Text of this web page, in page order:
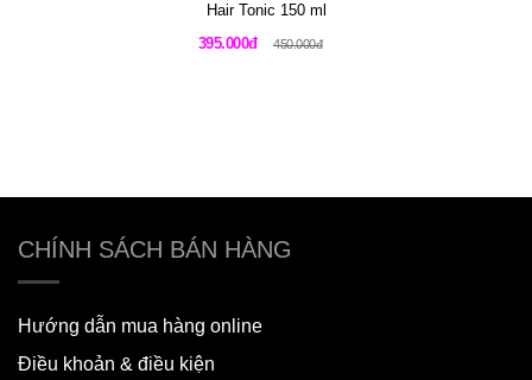
Hair Tonic 150 ml
395.000đ
450.000đ
CHÍNH SÁCH BÁN HÀNG
Hướng dẫn mua hàng online
Điều khoản & điều kiện